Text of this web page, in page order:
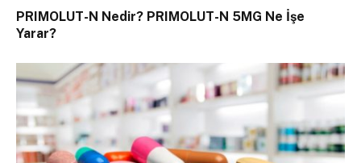
PRIMOLUT-N Nedir? PRIMOLUT-N 5MG Ne İşe
Yarar?